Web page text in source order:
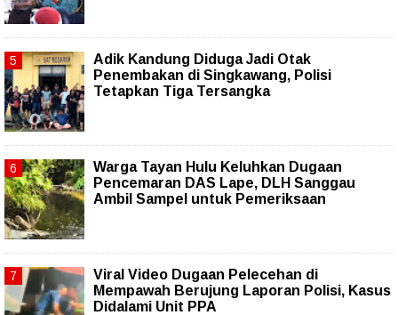
Adik Kandung Diduga Jadi Otak
Penembakan di Singkawang, Polisi
Tetapkan Tiga Tersangka
Warga Tayan Hulu Keluhkan Dugaan
Pencemaran DAS Lape, DLH Sanggau
Ambil Sampel untuk Pemeriksaan
Viral Video Dugaan Pelecehan di
Mempawah Berujung Laporan Polisi, Kasus
Didalami Unit PPA